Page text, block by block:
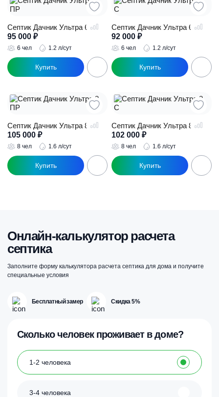
Септик Дачник Ультра 6 ПР
95 000 ₽
6 чел 1.2 л/сут
Септик Дачник Ультра 6 С
92 000 ₽
6 чел 1.2 л/сут
Септик Дачник Ультра 8 ПР
105 000 ₽
8 чел 1.6 л/сут
Септик Дачник Ультра 8 С
102 000 ₽
8 чел 1.6 л/сут
Онлайн-калькулятор расчета
септика
Заполните форму калькулятора расчета септика для дома и получите
специальные условия
Бесплатный замер Скидка 5%
Сколько человек проживает в доме?
1-2 человека
3-4 человека